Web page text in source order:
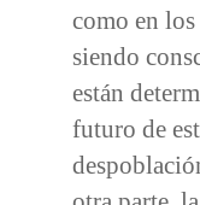
como en los
siendo
están
futuro de